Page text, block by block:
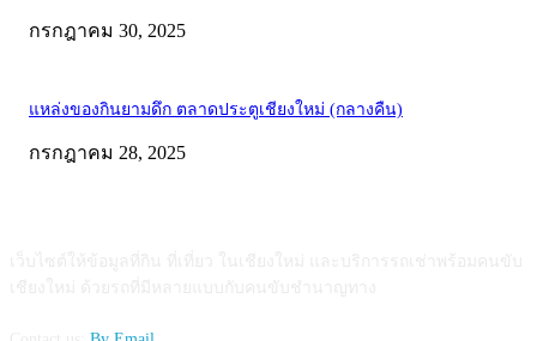
กรกฎาคม 30, 2025
แหล่งของกินยามดึก ตลาดประตูเชียงใหม่ (กลางคืน)
กรกฎาคม 28, 2025